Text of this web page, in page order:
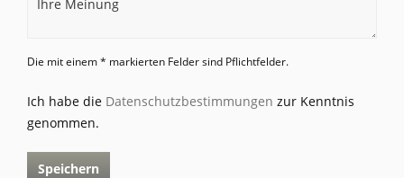
Die mit einem * markierten Felder sind Pflichtfelder.
Ich habe die Datenschutzbestimmungen zur Kenntnis
genommen.
Speichern